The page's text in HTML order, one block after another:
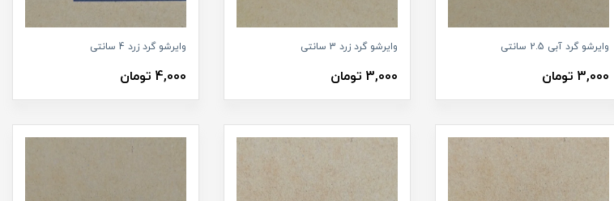
وایرشو گرد آبی 2.5 سانتی
3,000 تومان
وایرشو گرد زرد 3 سانتی
3,000 تومان
وایرشو گرد زرد 4 سانتی
4,000 تومان